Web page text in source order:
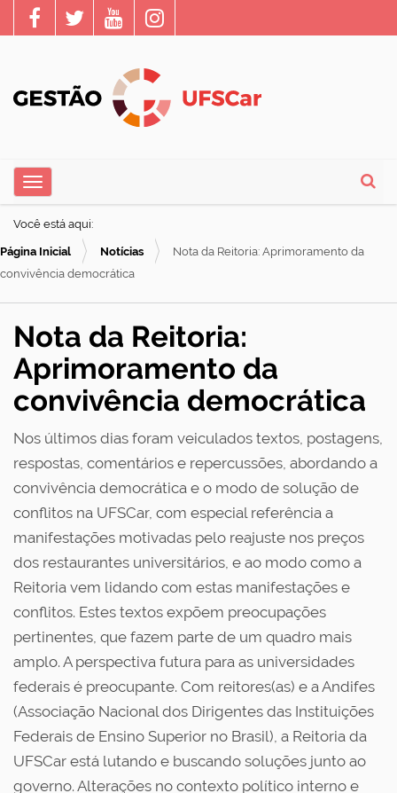
Busca
e
g
Toggle navigation
Você está aqui:
Página Inicial Notícias
Nota da Reitoria: Aprimoramento da
convivência democrática
Nota da Reitoria:
Aprimoramento da
convivência democrática
Nos últimos dias foram veiculados textos, postagens,
respostas, comentários e repercussões, abordando a
convivência democrática e o modo de solução de
conflitos na UFSCar, com especial referência a
manifestações motivadas pelo reajuste nos preços
dos restaurantes universitários, e ao modo como a
Reitoria vem lidando com estas manifestações e
conflitos. Estes textos expõem preocupações
pertinentes, que fazem parte de um quadro mais
amplo. A perspectiva futura para as universidades
federais é preocupante. Com reitores(as) e a Andifes
(Associação Nacional dos Dirigentes das Instituições
Federais de Ensino Superior no Brasil), a Reitoria da
UFSCar está lutando e buscando soluções junto ao
governo. Alterações no contexto político interno e